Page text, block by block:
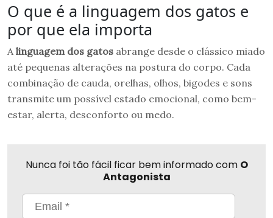
O que é a linguagem dos gatos e
por que ela importa
A linguagem dos gatos abrange desde o clássico miado
até pequenas alterações na postura do corpo. Cada
combinação de cauda, orelhas, olhos, bigodes e sons
transmite um possível estado emocional, como bem-
estar, alerta, desconforto ou medo.
Nunca foi tão fácil ficar bem informado com O
Antagonista